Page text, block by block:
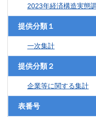
2023年経済構造実態
提供分類１
一次集計
提供分類２
企業等に関する集計
表番号